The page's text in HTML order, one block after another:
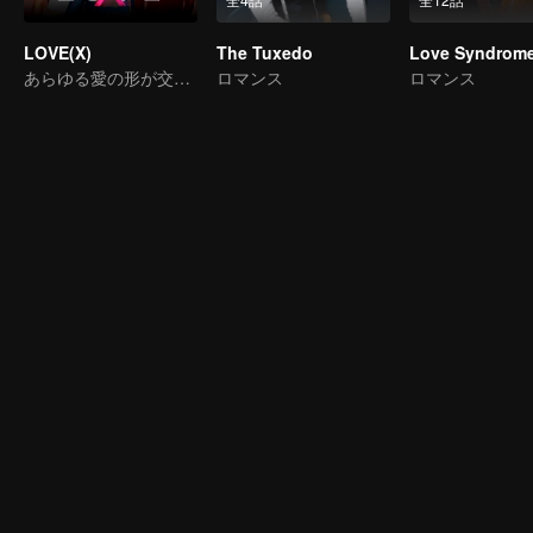
LOVE(X)
あらゆる愛の形が交わり、あらゆる心の色が鼓動する場所
The Tuxedo
ロマンス
Love
ロマンス